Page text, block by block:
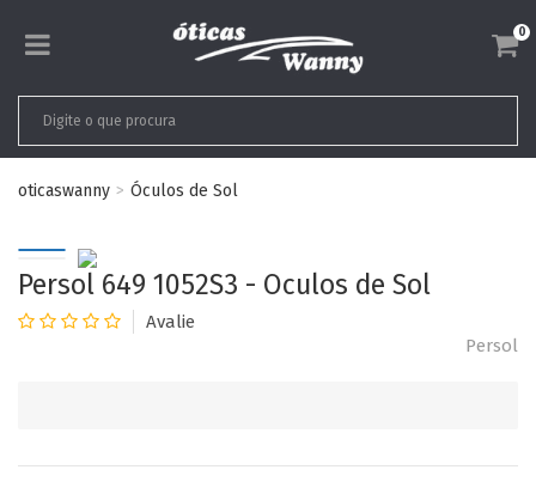
0
oticaswanny Óculos de Sol
Persol 649 1052S3 - Oculos de Sol
Persol